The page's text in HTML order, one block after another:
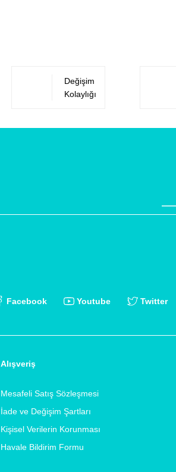
Değişim
Kolaylığı
Facebook Youtube Twitter
Alışveriş
Mesafeli Satış Sözleşmesi
İade ve Değişim Şartları
Kişisel Verilerin Korunması
Havale Bildirim Formu